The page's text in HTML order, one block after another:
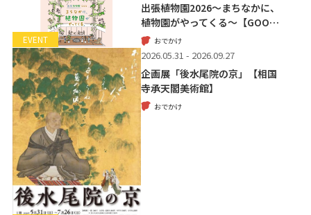
EVENT
出張植物園2026～まちなかに、
植物園がやってくる～【GOO…
おでかけ
2026.05.31 - 2026.09.27
企画展「後水尾院の京」【相国
寺承天閣美術館】
おでかけ